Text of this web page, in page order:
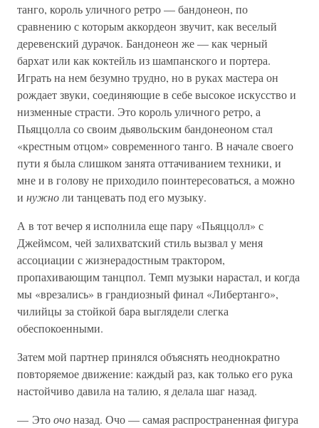
танго, король уличного ретро — бандонеон, по
сравнению с которым аккордеон звучит, как веселый
деревенский дурачок. Бандонеон же — как черный
бархат или как коктейль из шампанского и портера.
Играть на нем безумно трудно, но в руках мастера он
рождает звуки, соединяющие в себе высокое искусство и
низменные страсти. Это король уличного ретро, а
Пьяццолла со своим дьявольским бандонеоном стал
«крестным отцом» современного танго. В начале своего
пути я была слишком занята оттачиванием техники, и
мне и в голову не приходило поинтересоваться, а можно
и нужноли танцевать под его музыку.
А в тот вечер я исполнила еще пару «Пьяццолл» с
Джеймсом, чей залихватский стиль вызвал у меня
ассоциации с жизнерадостным трактором,
пропахивающим танцпол. Темп музыки нарастал, и когда
мы «врезались» в грандиозный финал «Либертанго»,
чилийцы за стойкой бара выглядели слегка
обеспокоенными.
Затем мой партнер принялся объяснять неоднократно
повторяемое движение: каждый раз, как только его рука
настойчиво давила на талию, я делала шаг назад.
— Этоочоназад. Очо — самая распространенная фигура